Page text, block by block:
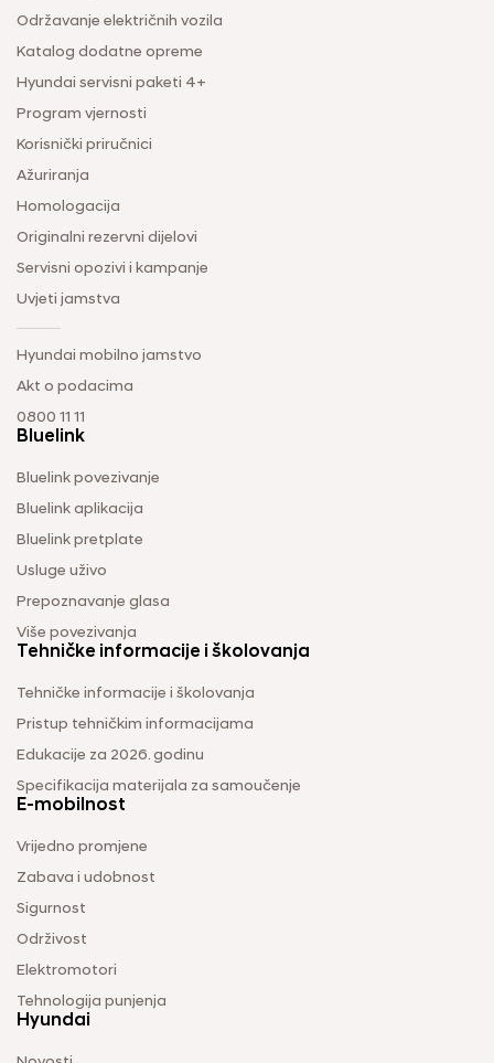
Održavanje električnih vozila
Katalog dodatne opreme
Hyundai servisni paketi 4+
Program vjernosti
Korisnički priručnici
Ažuriranja
Homologacija
Originalni rezervni dijelovi
Servisni opozivi i kampanje
Uvjeti jamstva
Hyundai mobilno jamstvo
Akt o podacima
0800 11 11
Bluelink
Bluelink povezivanje
Bluelink aplikacija
Bluelink pretplate
Usluge uživo
Prepoznavanje glasa
Više povezivanja
Tehničke informacije i školovanja
Tehničke informacije i školovanja
Pristup tehničkim informacijama
Edukacije za 2026. godinu
Specifikacija materijala za samoučenje
E-mobilnost
Vrijedno promjene
Zabava i udobnost
Sigurnost
Održivost
Elektromotori
Tehnologija punjenja
Hyundai